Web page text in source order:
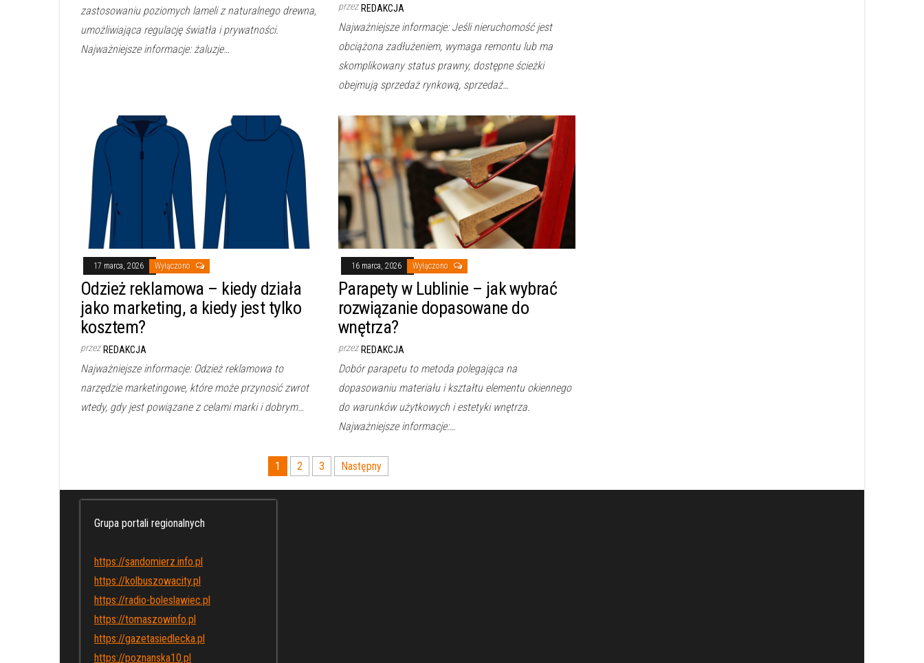
zastosowaniu poziomych lameli z naturalnego drewna,
umożliwiająca regulację światła i prywatności.
Najważniejsze informacje: żaluzje…
przez REDAKCJA
Najważniejsze informacje: Jeśli nieruchomość jest
obciążona zadłużeniem, wymaga remontu lub ma
skomplikowany status prawny, dostępne ścieżki
obejmują sprzedaż rynkową, sprzedaż…
17 marca, 2026 Wyłączono
Odzież reklamowa – kiedy działa
jako marketing, a kiedy jest tylko
kosztem?
przez REDAKCJA
Najważniejsze informacje: Odzież reklamowa to
narzędzie marketingowe, które może przynosić zwrot
wtedy, gdy jest powiązane z celami marki i dobrym…
16 marca, 2026 Wyłączono
Parapety w Lublinie – jak wybrać
rozwiązanie dopasowane do
wnętrza?
przez REDAKCJA
Dobór parapetu to metoda polegająca na
dopasowaniu materiału i kształtu elementu okiennego
do warunków użytkowych i estetyki wnętrza.
Najważniejsze informacje:…
wpisów
1 2 3 Następny
Grupa portali regionalnych
https://sandomierz.info.pl
https://kolbuszowacity.pl
https://radio-boleslawiec.pl
https://tomaszowinfo.pl
https://gazetasiedlecka.pl
https://poznanska10.pl